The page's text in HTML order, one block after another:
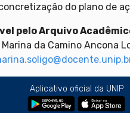
do plano de
pelo Arquivo
Marina da Camino Ancona
Aplicativo oficial da UNIP